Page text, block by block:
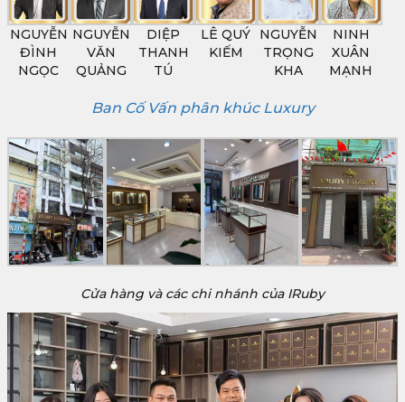
NGUYỄN
ĐÌNH
NGỌC
NGUYỄN
VĂN
QUẢNG
DIỆP
THANH
TÚ
LÊ QUÝ
KIẾM
NGUYỄN
TRỌNG
KHA
NINH
XUÂN
MẠNH
Ban Cố Vấn phân khúc Luxury
Cửa hàng và các chi nhánh của IRuby